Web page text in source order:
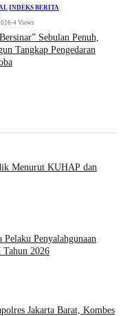
INDEKS BERITA
•4 Views
Sebulan Penuh,
Tangkap Pengedaran
Menurut KUHAP dan
Penyalahgunaan
Tahun 2026
Jakarta Barat, Kombes